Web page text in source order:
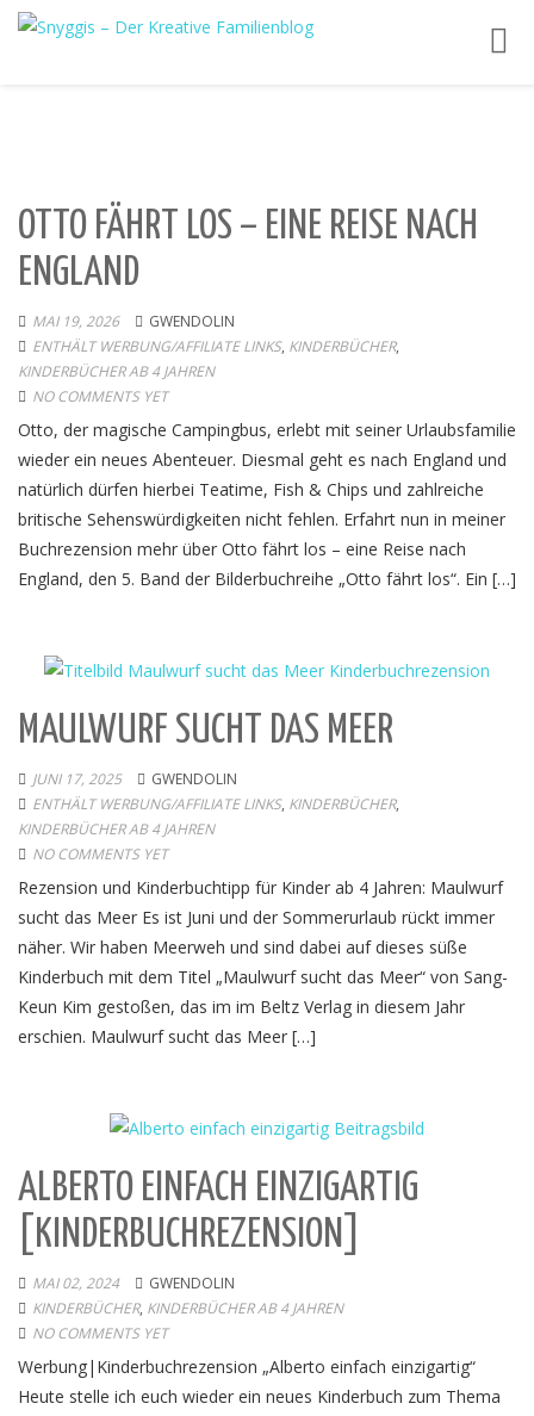
OTTO FÄHRT LOS – EINE REISE NACH
ENGLAND
MAI 19, 2026
GWENDOLIN
ENTHÄLT WERBUNG/AFFILIATE LINKS, KINDERBÜCHER,
KINDERBÜCHER AB 4 JAHREN
NO COMMENTS YET
Otto, der magische Campingbus, erlebt mit seiner Urlaubsfamilie
wieder ein neues Abenteuer. Diesmal geht es nach England und
natürlich dürfen hierbei Teatime, Fish & Chips und zahlreiche
britische Sehenswürdigkeiten nicht fehlen. Erfahrt nun in meiner
Buchrezension mehr über Otto fährt los – eine Reise nach
England, den 5. Band der Bilderbuchreihe „Otto fährt los“. Ein […]
MAULWURF SUCHT DAS MEER
JUNI 17, 2025
GWENDOLIN
ENTHÄLT WERBUNG/AFFILIATE LINKS, KINDERBÜCHER,
KINDERBÜCHER AB 4 JAHREN
NO COMMENTS YET
Rezension und Kinderbuchtipp für Kinder ab 4 Jahren: Maulwurf
sucht das Meer Es ist Juni und der Sommerurlaub rückt immer
näher. Wir haben Meerweh und sind dabei auf dieses süße
Kinderbuch mit dem Titel „Maulwurf sucht das Meer“ von Sang-
Keun Kim gestoßen, das im im Beltz Verlag in diesem Jahr
erschien. Maulwurf sucht das Meer […]
ALBERTO EINFACH EINZIGARTIG
[KINDERBUCHREZENSION]
MAI 02, 2024
GWENDOLIN
KINDERBÜCHER, KINDERBÜCHER AB 4 JAHREN
NO COMMENTS YET
Werbung|Kinderbuchrezension „Alberto einfach einzigartig“
Heute stelle ich euch wieder ein neues Kinderbuch zum Thema